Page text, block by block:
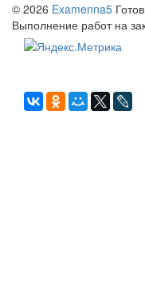
© 2026 Examenna5
Выполнение работ на